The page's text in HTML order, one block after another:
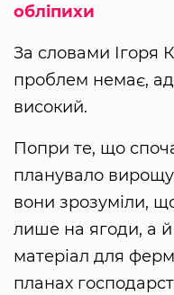
обліпихи
За словами Ігоря
проблем немає,
високий.
Попри те, що
планувало
вони зрозуміли,
лише на ягоди, а
матеріал для
планах